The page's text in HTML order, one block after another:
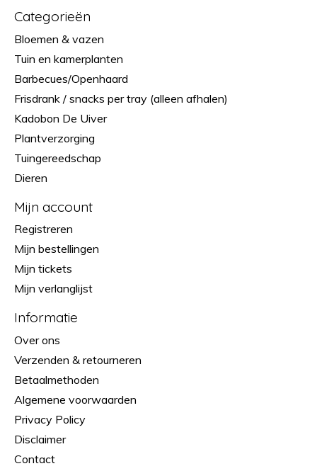
Categorieën
Bloemen & vazen
Tuin en kamerplanten
Barbecues/Openhaard
Frisdrank / snacks per tray (alleen afhalen)
Kadobon De Uiver
Plantverzorging
Tuingereedschap
Dieren
Mijn account
Registreren
Mijn bestellingen
Mijn tickets
Mijn verlanglijst
Informatie
Over ons
Verzenden & retourneren
Betaalmethoden
Algemene voorwaarden
Privacy Policy
Disclaimer
Contact